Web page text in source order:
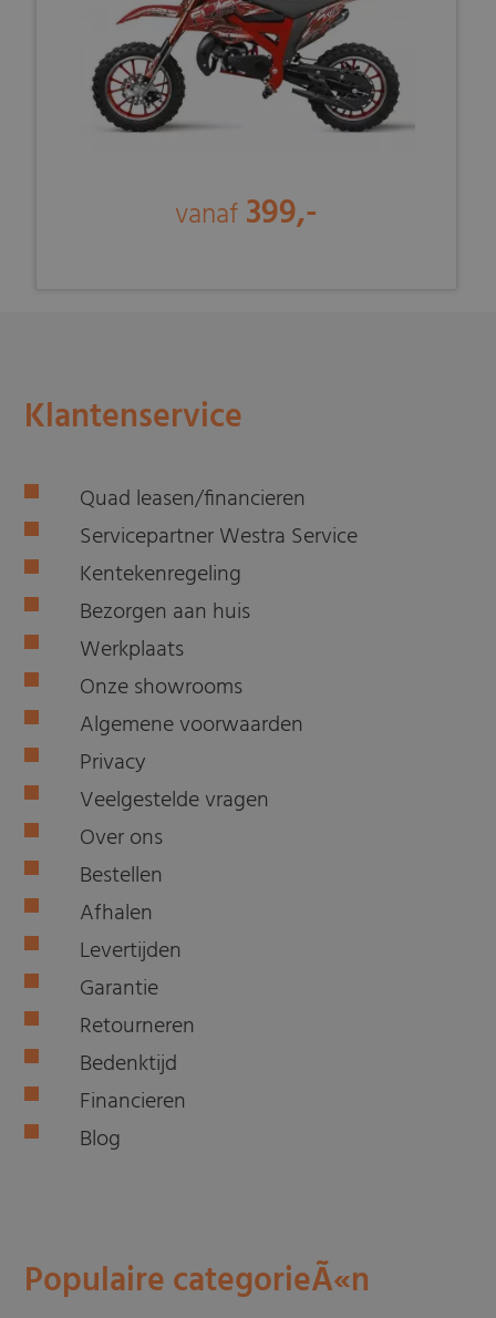
vanaf 399,-
Klantenservice
Quad leasen/financieren
Servicepartner Westra Service
Kentekenregeling
Bezorgen aan huis
Werkplaats
Onze showrooms
Algemene voorwaarden
Privacy
Veelgestelde vragen
Over ons
Bestellen
Afhalen
Levertijden
Garantie
Retourneren
Bedenktijd
Financieren
Blog
Populaire categorieÃ«n